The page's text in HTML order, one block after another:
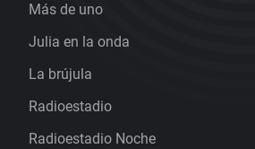
Más de uno
Julia en la onda
La brújula
Radioestadio
Radioestadio Noche